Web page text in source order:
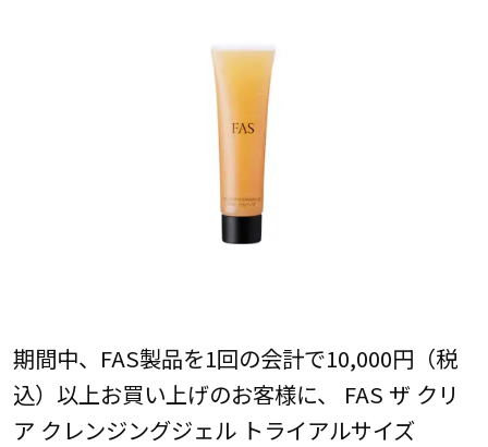
期間中、FAS製品を1回の会計で10,000円（税
込）以上お買い上げのお客様に、 FAS ザ クリ
ア クレンジングジェル トライアルサイズ